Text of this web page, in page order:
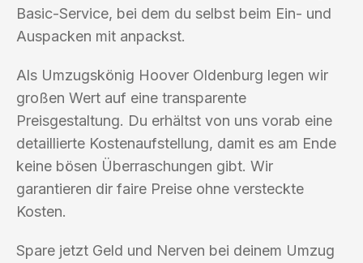
Basic-Service, bei dem du selbst beim Ein- und
Auspacken mit anpackst.
Als Umzugskönig Hoover Oldenburg legen wir
großen Wert auf eine transparente
Preisgestaltung. Du erhältst von uns vorab eine
detaillierte Kostenaufstellung, damit es am Ende
keine bösen Überraschungen gibt. Wir
garantieren dir faire Preise ohne versteckte
Kosten.
Spare jetzt Geld und Nerven bei deinem Umzug